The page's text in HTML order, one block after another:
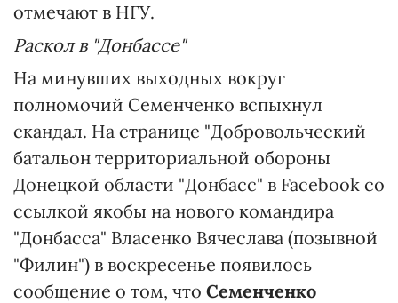
отмечают в НГУ.
Раскол в "Донбассе"
На минувших выходных вокруг
полномочий Семенченко вспыхнул
скандал. На странице "Добровольческий
батальон территориальной обороны
Донецкой области "Донбасс" в Facebook со
ссылкой якобы на нового командира
"Донбасса" Власенко Вячеслава (позывной
"Филин") в воскресенье появилось
сообщение о том, что Семенченко